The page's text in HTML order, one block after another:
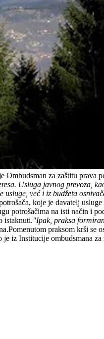
za zaštitu prava
Usluga javnog prevoza,
već i iz budžeta
koje je davatelj
potrošačima na isti način i
istaknuti."Ipak, praksa
praksom krši se
iz Institucije ombudsmana